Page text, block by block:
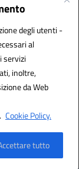
degli utenti -
al
servizi
inoltre,
da Web
Cookie Policy.
tutto
SSIS019006
S.r.l.